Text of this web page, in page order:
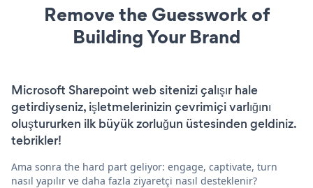
Remove the Guesswork of
Building Your Brand
Microsoft Sharepoint web sitenizi çalışır hale
getirdiyseniz, işletmelerinizin çevrimiçi varlığını
oluştururken ilk büyük zorluğun üstesinden geldiniz.
tebrikler!
Ama sonra the hard part geliyor: engage, captivate, turn
nasıl yapılır ve daha fazla ziyaretçi nasıl desteklenir?